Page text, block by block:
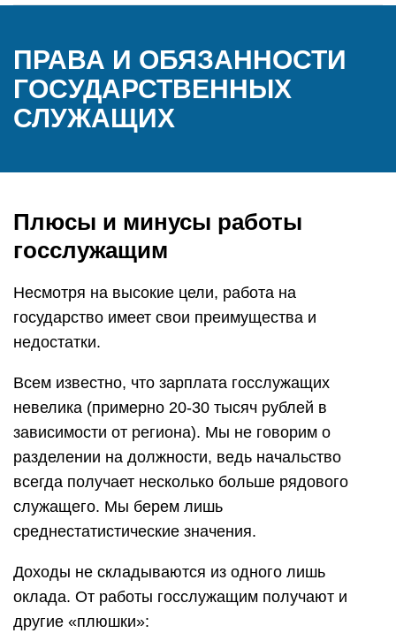
ПРАВА И ОБЯЗАННОСТИ
ГОСУДАРСТВЕННЫХ
СЛУЖАЩИХ
Плюсы и минусы работы
госслужащим
Несмотря на высокие цели, работа на
государство имеет свои преимущества и
недостатки.
Всем известно, что зарплата госслужащих
невелика (примерно 20-30 тысяч рублей в
зависимости от региона). Мы не говорим о
разделении на должности, ведь начальство
всегда получает несколько больше рядового
служащего. Мы берем лишь
среднестатистические значения.
Доходы не складываются из одного лишь
оклада. От работы госслужащим получают и
другие «плюшки»: